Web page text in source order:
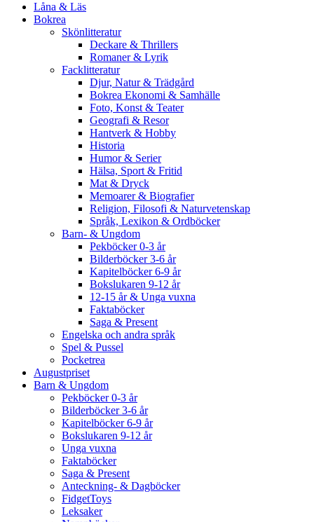
Låna & Läs
Bokrea
Skönlitteratur
Deckare & Thrillers
Romaner & Lyrik
Facklitteratur
Djur, Natur & Trädgård
Bokrea Ekonomi & Samhälle
Foto, Konst & Teater
Geografi & Resor
Hantverk & Hobby
Historia
Humor & Serier
Hälsa, Sport & Fritid
Mat & Dryck
Memoarer & Biografier
Religion, Filosofi & Naturvetenskap
Språk, Lexikon & Ordböcker
Barn- & Ungdom
Pekböcker 0-3 år
Bilderböcker 3-6 år
Kapitelböcker 6-9 år
Bokslukaren 9-12 år
12-15 år & Unga vuxna
Faktaböcker
Saga & Present
Engelska och andra språk
Spel & Pussel
Pocketrea
Augustpriset
Barn & Ungdom
Pekböcker 0-3 år
Bilderböcker 3-6 år
Kapitelböcker 6-9 år
Bokslukaren 9-12 år
Unga vuxna
Faktaböcker
Saga & Present
Anteckning- & Dagböcker
FidgetToys
Leksaker